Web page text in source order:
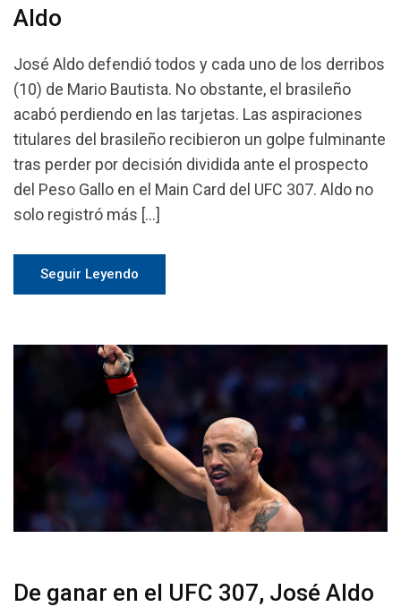
Aldo
José Aldo defendió todos y cada uno de los derribos
(10) de Mario Bautista. No obstante, el brasileño
acabó perdiendo en las tarjetas. Las aspiraciones
titulares del brasileño recibieron un golpe fulminante
tras perder por decisión dividida ante el prospecto
del Peso Gallo en el Main Card del UFC 307. Aldo no
solo registró más […]
Seguir Leyendo
De ganar en el UFC 307, José Aldo